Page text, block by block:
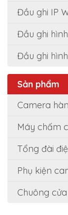
Đầu ghi IP
Đầu ghi
Đầu ghi hình
Sản phẩm
Camera
Máy chấm
Tổng đài
Phụ kiện
Chuông cửa